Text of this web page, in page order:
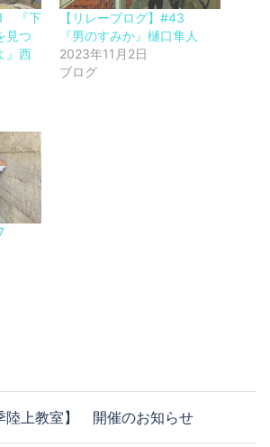
『下
見つ
』西
【リレーブログ】#43
『男のすみか』樋口隼人
2023年11月2日
ブログ
陸上教室】 開催のお知らせ